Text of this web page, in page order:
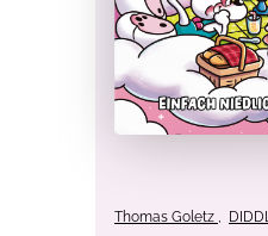
Thomas Goletz DIDDL